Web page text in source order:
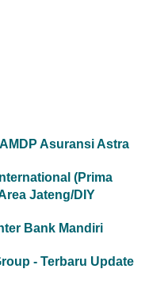
Asuransi Astra
(Prima
Jateng/DIY
Bank Mandiri
- Terbaru Update